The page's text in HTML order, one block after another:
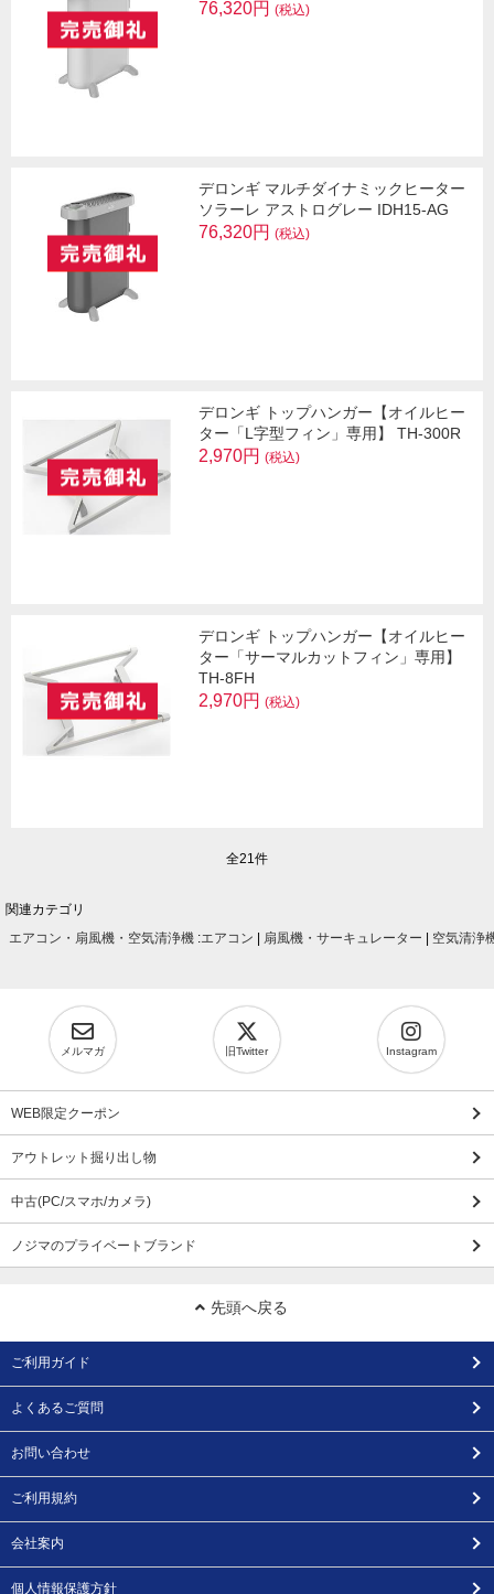
76,320円 (税込)
デロンギ マルチダイナミックヒーター
ソラーレ アストログレー IDH15-AG
76,320円 (税込)
デロンギ トップハンガー【オイルヒー
ター「L字型フィン」専用】 TH-300R
2,970円 (税込)
デロンギ トップハンガー【オイルヒー
ター「サーマルカットフィン」専用】
TH-8FH
2,970円 (税込)
全21件
関連カテゴリ
エアコン・扇風機・空気清浄機 :エアコン 扇風機・サーキュレーター 空気清浄
メルマガ 旧Twitter Instagram
WEB限定クーポン
アウトレット掘り出し物
中古(PC/スマホ/カメラ)
ノジマのプライベートブランド
先頭へ戻る
ご利用ガイド
よくあるご質問
お問い合わせ
ご利用規約
会社案内
個人情報保護方針